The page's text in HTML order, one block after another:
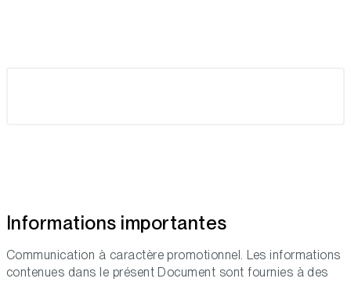
Informations importantes
Communication à caractère promotionnel. Les informations
contenues dans le présent Document sont fournies à des